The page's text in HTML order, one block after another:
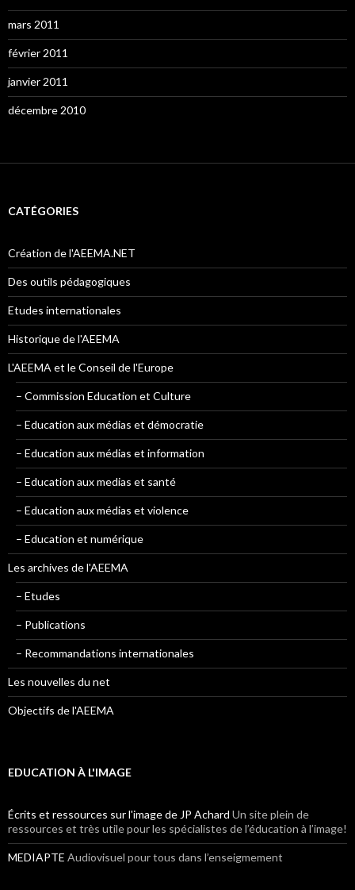
mars 2011
février 2011
janvier 2011
décembre 2010
CATÉGORIES
Création de l'AEEMA.NET
Des outils pédagogiques
Etudes internationales
Historique de l'AEEMA
L'AEEMA et le Conseil de l'Europe
– Commission Education et Culture
– Education aux médias et démocratie
– Education aux médias et information
– Education aux medias et santé
– Education aux médias et violence
– Education et numérique
Les archives de l'AEEMA
– Etudes
– Publications
– Recommandations internationales
Les nouvelles du net
Objectifs de l'AEEMA
EDUCATION À L'IMAGE
Écrits et ressources sur l'image de JP Achard Un site plein de
ressources et très utile pour les spécialistes de l’éducation à l’image!
MEDIAPTE Audiovisuel pour tous dans l’enseigmement